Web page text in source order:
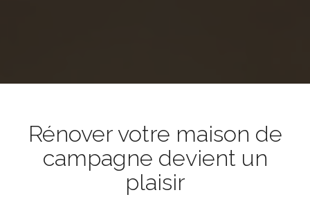
Rénover votre maison de
campagne devient un
plaisir